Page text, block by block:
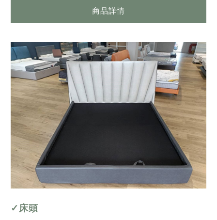
商品詳情
✓床頭